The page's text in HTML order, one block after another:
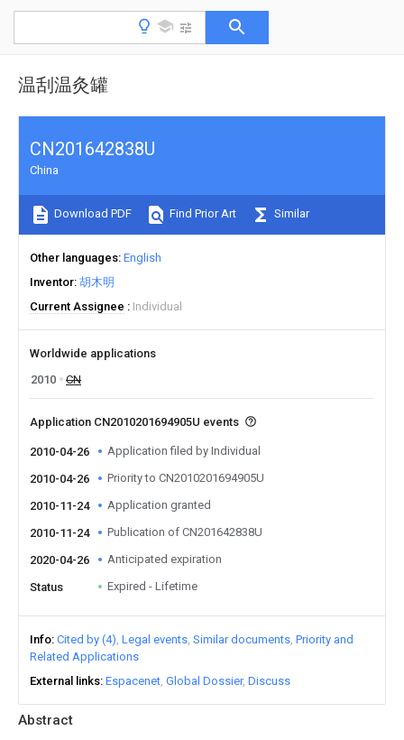
温刮温灸罐
Abstract
CN201642838U
China
Download PDF Find Prior Art Similar
Other languages English
Inventor 胡木明
Current Assignee
Individual
Worldwide applications
2010
CN
Application CN2010201694905U events
2010-04-26 Application filed by Individual
2010-04-26 Priority to CN2010201694905U
2010-11-24 Application granted
2010-11-24 Publication of CN201642838U
2020-04-26 Anticipated expiration
Status Expired - Lifetime
Info Cited by (4) Legal events Similar documents Priority and
Related Applications
External links Espacenet Global Dossier Discuss